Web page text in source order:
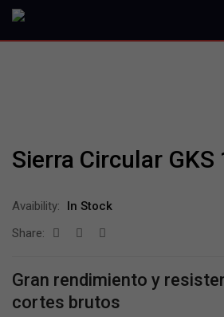
Sierra Circular GKS
Avaibility:
In Stock
Share:
Gran rendimiento y
cortes brutos